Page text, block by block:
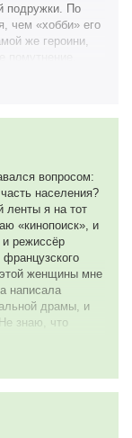
подружки. По
чем «хобби» его
же героини,
И тем не
вопросом:
населения?
ленты я на тот
«кинопоиск», и
и режиссёр
женщины мне
написала
драмы, и
знаю, что
Берко.
комментарий,
злой,